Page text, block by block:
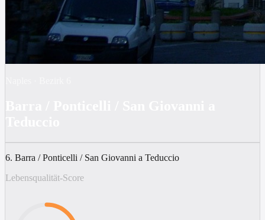
6. Barra / Ponticelli / San Giovanni a Teduccio
Lebensqualität-Score